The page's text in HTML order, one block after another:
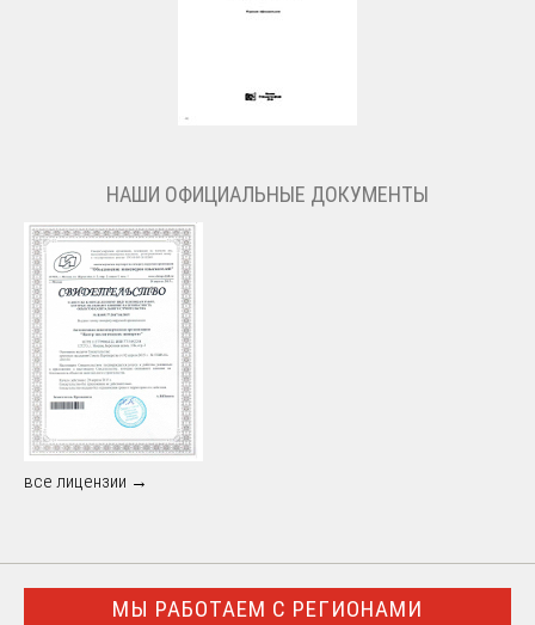
НАШИ ОФИЦИАЛЬНЫЕ ДОКУМЕНТЫ
все лицензии →
МЫ РАБОТАЕМ С РЕГИОНАМИ